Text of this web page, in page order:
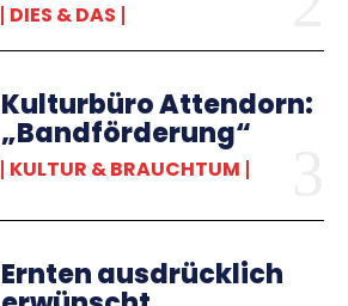
DIES & DAS
Kulturbüro Attendorn:
„Bandförderung“
KULTUR & BRAUCHTUM
Ernten ausdrücklich